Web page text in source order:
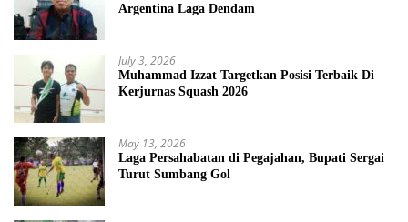
Argentina Laga Dendam
July 3, 2026
Muhammad Izzat Targetkan Posisi Terbaik Di
Kerjurnas Squash 2026
May 13, 2026
Laga Persahabatan di Pegajahan, Bupati Sergai
Turut Sumbang Gol